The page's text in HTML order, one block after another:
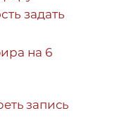
задать
на 6
запись